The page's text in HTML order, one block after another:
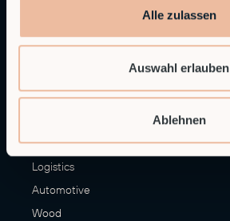
Alle zulassen
Auswahl erlauben
Ablehnen
Industries
Food & Beverage
Logistics
Automotive
Wood